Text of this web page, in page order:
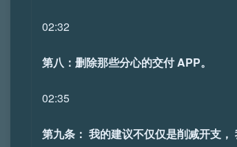
02:32
第八：删除那些分心的交付 APP。
02:35
第九条： 我的建议不仅仅是削减开支，